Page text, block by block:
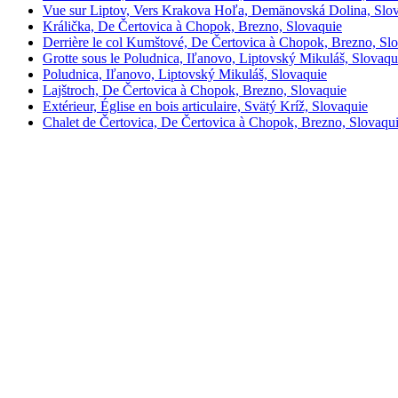
Vue sur Liptov, Vers Krakova Hoľa, Demänovská Dolina,
Králička, De Čertovica à Chopok, Brezno, Slovaquie
Derrière le col Kumštové, De Čertovica à Chopok, Brezno,
Grotte sous le Poludnica, Iľanovo, Liptovský Mikuláš,
Poludnica, Iľanovo, Liptovský Mikuláš, Slovaquie
Lajštroch, De Čertovica à Chopok, Brezno, Slovaquie
Extérieur, Église en bois articulaire, Svätý Kríž, Slovaquie
Chalet de Čertovica, De Čertovica à Chopok, Brezno,